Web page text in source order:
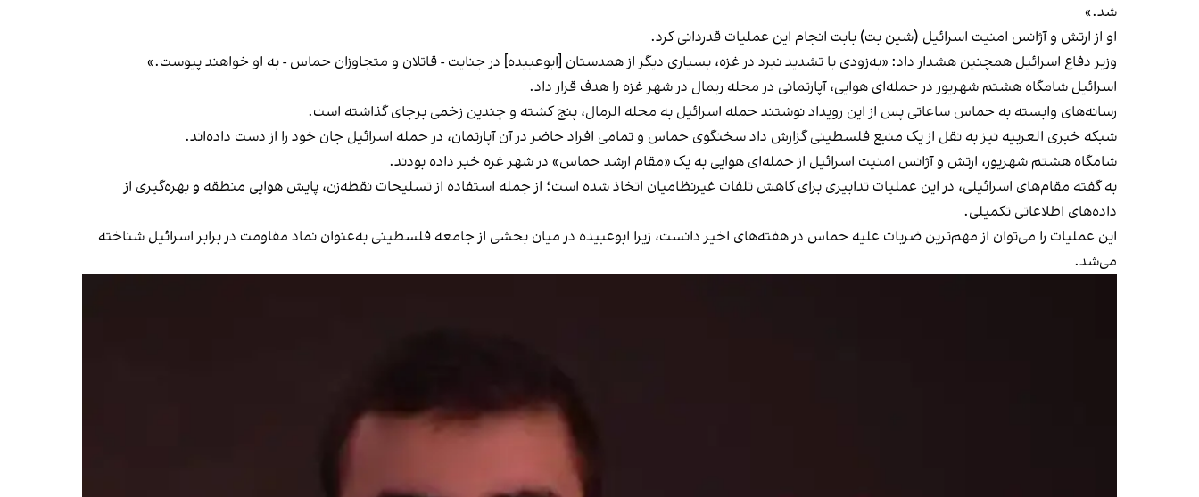
شد.»
او از ارتش و آژانس امنیت اسرائیل (شین بت) بابت انجام این عملیات قدردانی کرد.
وزیر دفاع اسرائیل همچنین هشدار داد: «به‌زودی با تشدید نبرد در غزه، بسیاری دیگر از همدستان [ابوعبیده] در جنایت - قاتلان و متجاوزان حماس - به او خواهند پیوست.»
اسرائیل شامگاه هشتم شهریور در حمله‌ای هوایی، آپارتمانی در محله ریمال در شهر غزه را هدف قرار داد.
رسانه‌های وابسته به حماس ساعاتی پس از این رویداد نوشتند حمله اسرائیل به محله الرمال، پنج کشته و چندین زخمی برجای گذاشته است.
شبکه خبری العربیه نیز به نقل از یک منبع فلسطینی گزارش داد سخنگوی حماس و تمامی افراد حاضر در آن آپارتمان، در حمله اسرائیل جان خود را از دست داده‌اند.
شامگاه هشتم شهریور، ارتش و آژانس امنیت اسرائیل از حمله‌ای هوایی به یک «مقام ارشد حماس» در شهر غزه خبر داده بودند.
به گفته مقام‌های اسرائیلی، در این عملیات تدابیری برای کاهش تلفات غیرنظامیان اتخاذ شده است؛ از جمله استفاده از تسلیحات نقطه‌زن، پایش هوایی منطقه و بهره‌گیری از
داده‌های اطلاعاتی تکمیلی.
این عملیات را می‌توان از مهم‌ترین ضربات علیه حماس در هفته‌های اخیر دانست، زیرا ابوعبیده در میان بخشی از جامعه فلسطینی به‌عنوان نماد مقاومت در برابر اسرائیل شناخته
می‌شد.